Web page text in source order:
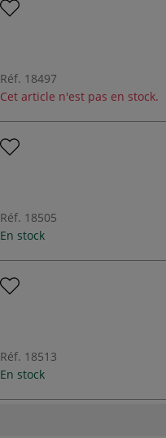
Réf. 18497
Cet article n'est pas en stock.
Réf. 18505
En stock
Réf. 18513
En stock